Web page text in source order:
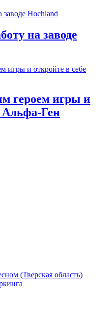
на заводе
героем игры и
Альфа-Ген
(Тверская область)